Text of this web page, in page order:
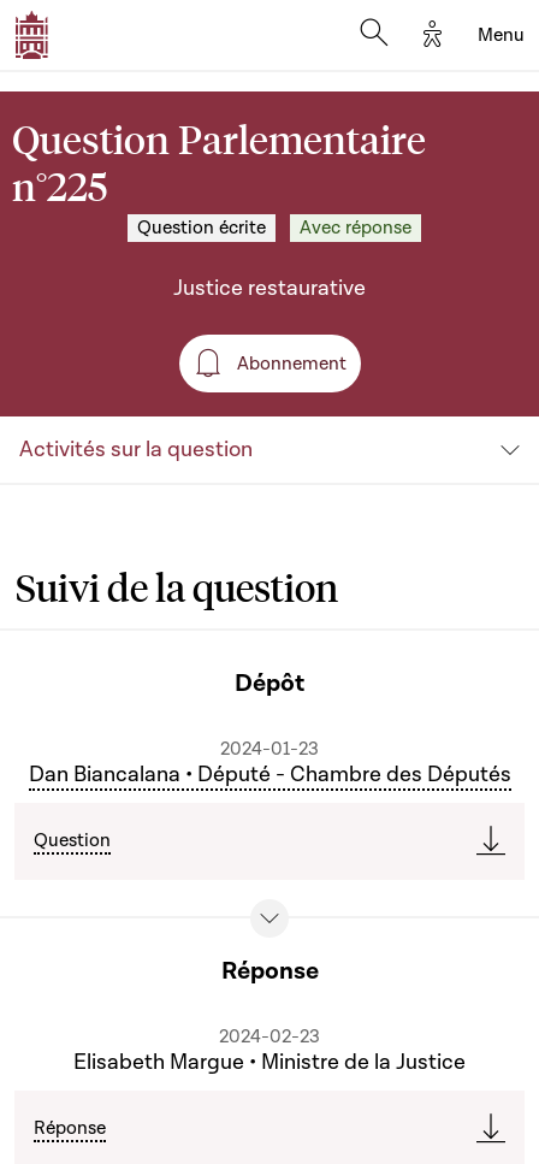
Options
Menu
Question Parlementaire
n°225
Question écrite Avec réponse
Justice restaurative
Abonnement
Abonnement
Activités sur la question
Suivi de la question
Dépôt
2024-01-23
Dan Biancalana • Député - Chambre des Députés
Question
Réponse
2024-02-23
Elisabeth Margue • Ministre de la Justice
Réponse